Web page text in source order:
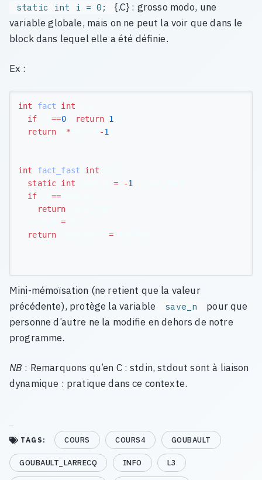
static int i = 0;
{.C} : grosso modo, une
variable globale, mais on ne peut la voir que dans le
block dans lequel elle a été définie.
Ex :
int fact int
if
n==0) return 1
return
* -1
int fact_fast int
static int = -1
if
n==
return
=
return
=
Mini-mémoïsation (ne retient que la valeur
précédente), protège la variable
save_n
pour que
personne d’autre ne la modifie en dehors de notre
programme.
NB : Remarquons qu’en C : stdin, stdout sont à liaison
dynamique : pratique dans ce contexte.
TAGS: COURS COURS4 GOUBAULT
GOUBAULT_LARRECQ INFO L3